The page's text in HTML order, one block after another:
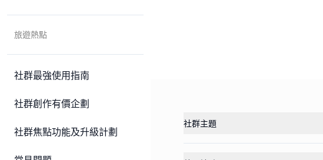
旅遊熱點
社群最強使用指南
社群創作有價企劃
社群焦點功能及升級計劃
社群主題